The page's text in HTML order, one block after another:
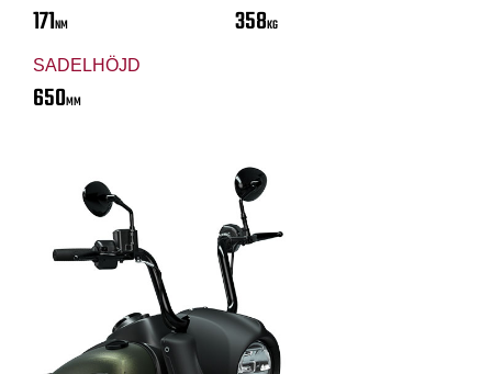
171NM 358KG
SADELHÖJD
650MM